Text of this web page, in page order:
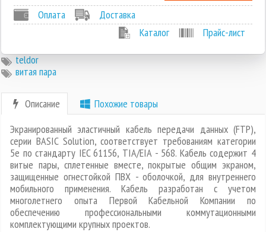
Оплата
Доставка
Каталог
Прайс-лист
teldor
витая пара
Описание
Похожие товары
Экранированный эластичный кабель передачи данных (FTP),
серии BASIC Solution, соответствует требованиям категории
5е по стандарту IEC 61156, TIA/EIA - 568. Кабель содержит 4
витые пары, сплетенные вместе, покрытые общим экраном,
защищенные огнестойкой ПВХ - оболочкой, для внутреннего
мобильного применения. Кабель разработан с учетом
многолетнего опыта Первой Кабельной Компании по
обеспечению профессиональными коммутационными
комплектующими крупных проектов.